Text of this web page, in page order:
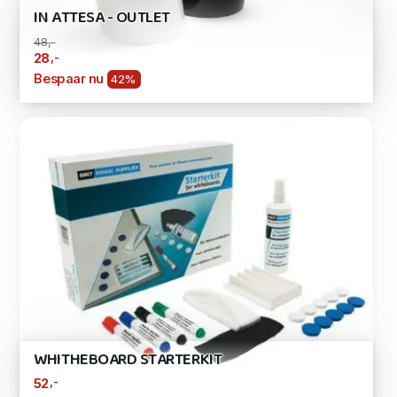
IN ATTESA - OUTLET
48,-
28 ,-
Bespaar nu 42%
WHITHEBOARD STARTERKIT
52,-